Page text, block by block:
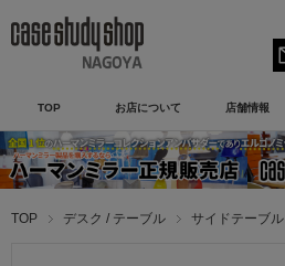
TOP お店について 店舗情報
TOP デスク / テーブル サイドテーブル